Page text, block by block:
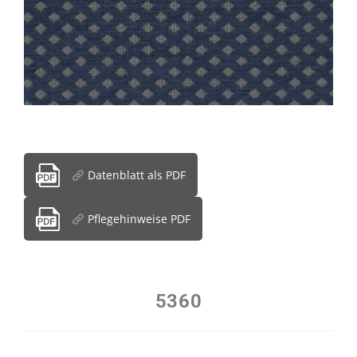
Datenblatt als PDF
Pflegehinweise PDF
5360